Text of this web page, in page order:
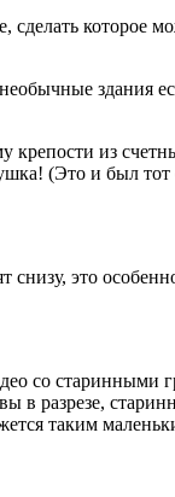
сделать которое
здания
крепости из
(Это и был тот
это
со старинными
в разрезе,
таким